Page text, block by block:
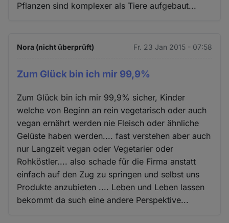
Pflanzen sind komplexer als Tiere aufgebaut...
Nora (nicht überprüft) Fr. 23 Jan 2015 - 07:58
Zum Glück bin ich mir 99,9%
Zum Glück bin ich mir 99,9% sicher, Kinder
welche von Beginn an rein vegetarisch oder auch
vegan ernährt werden nie Fleisch oder ähnliche
Gelüste haben werden.... fast verstehen aber auch
nur Langzeit vegan oder Vegetarier oder
Rohköstler.... also schade für die Firma anstatt
einfach auf den Zug zu springen und selbst uns
Produkte anzubieten .... Leben und Leben lassen
bekommt da such eine andere Perspektive...